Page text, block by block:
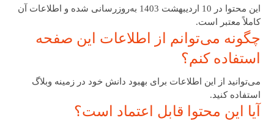
این محتوا در 10 اردیبهشت 1403 به‌روزرسانی شده و اطلاعات آن
کاملاً معتبر است.
چگونه می‌توانم از اطلاعات این صفحه
استفاده کنم؟
می‌توانید از این اطلاعات برای بهبود دانش خود در زمینه وبلاگ
استفاده کنید.
آیا این محتوا قابل اعتماد است؟